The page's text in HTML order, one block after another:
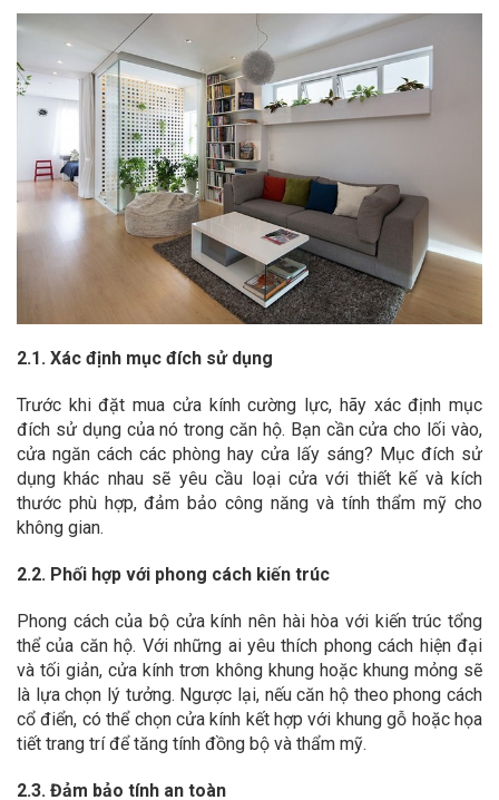
2.1. Xác định mục đích sử dụng
Trước khi đặt mua cửa kính cường lực, hãy xác định mục
đích sử dụng của nó trong căn hộ. Bạn cần cửa cho lối vào,
cửa ngăn cách các phòng hay cửa lấy sáng? Mục đích sử
dụng khác nhau sẽ yêu cầu loại cửa với thiết kế và kích
thước phù hợp, đảm bảo công năng và tính thẩm mỹ cho
không gian.
2.2. Phối hợp với phong cách kiến trúc
Phong cách của bộ cửa kính nên hài hòa với kiến trúc tổng
thể của căn hộ. Với những ai yêu thích phong cách hiện đại
và tối giản, cửa kính trơn không khung hoặc khung mỏng sẽ
là lựa chọn lý tưởng. Ngược lại, nếu căn hộ theo phong cách
cổ điển, có thể chọn cửa kính kết hợp với khung gỗ hoặc họa
tiết trang trí để tăng tính đồng bộ và thẩm mỹ.
2.3. Đảm bảo tính an toàn